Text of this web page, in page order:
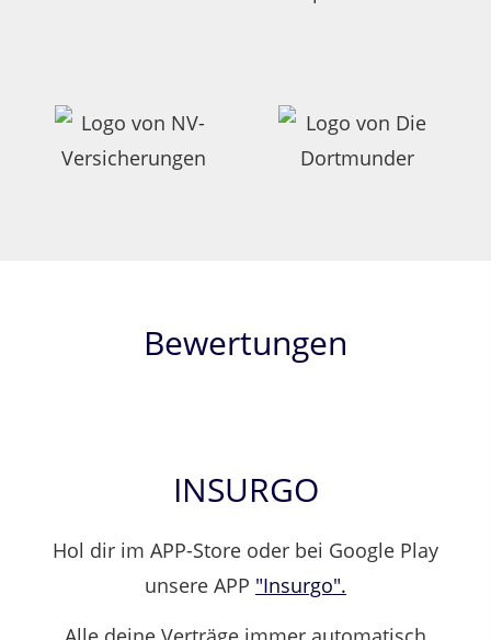
Bewertungen
INSURGO
Hol dir im APP-Store oder bei Google Play
unsere APP "Insurgo".